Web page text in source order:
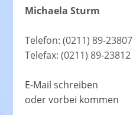
Michaela Sturm
Telefon: (0211) 89-23807
Telefax: (0211) 89-23812
E-Mail schreiben
oder vorbei kommen